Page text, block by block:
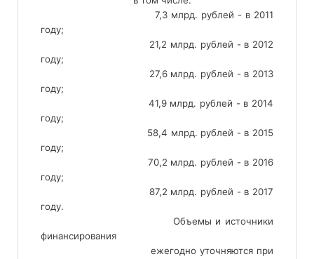
                                 7,3 млрд. рублей - в 2011
году;
году;
году;
году;
году;
году;
году.
финансирования
                                 ежегодно уточняются при